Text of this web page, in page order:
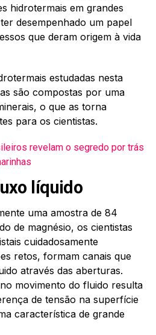
hidrotermais em grandes
desempenhado um papel
que deram origem à vida
estudadas nesta
são compostas por uma
o que as torna
para os cientistas.
revelam o segredo por trás
líquido
uma amostra de 84
de magnésio, os cientistas
cuidadosamente
retos, formam canais que
através das aberturas.
movimento do fluido resulta
de tensão na superfície
característica de grande